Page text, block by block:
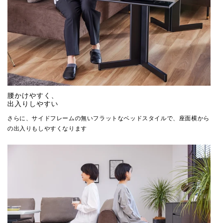
腰かけやすく、
出入りしやすい
さらに、サイドフレームの無いフラットなベッドスタイルで、座面横から
の出入りもしやすくなります